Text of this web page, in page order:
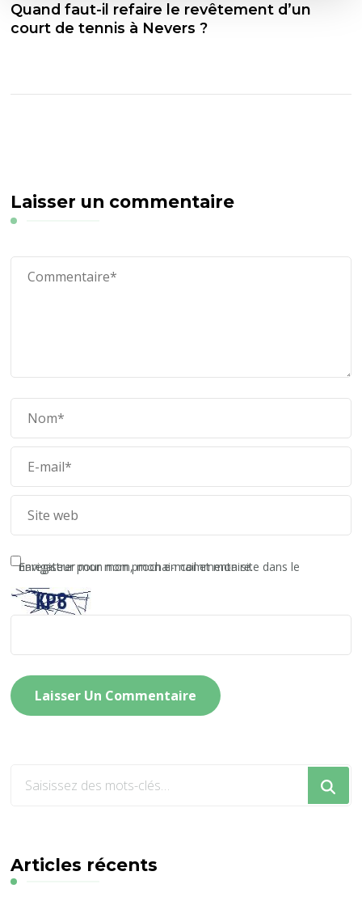
Quand faut-il refaire le revêtement d’un
court de tennis à Nevers ?
Laisser un commentaire
Enregistrer mon nom, mon e-mail et mon site dans le navigateur pour mon prochain commentaire.
?
Articles récents